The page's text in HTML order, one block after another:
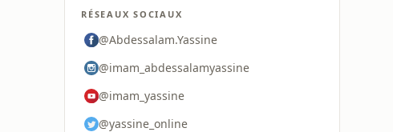
RÉSEAUX SOCIAUX
@Abdessalam.Yassine
@imam_abdessalamyassine
@imam_yassine
@yassine_online